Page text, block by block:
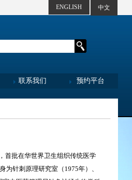
中文
ENGLISH
联系我们 预约平台
批在华世界卫生组织传统医学
为针刺原理研究室（1975年）、